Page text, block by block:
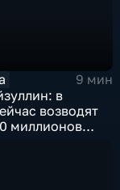
9 мин
в
возводят
миллионов